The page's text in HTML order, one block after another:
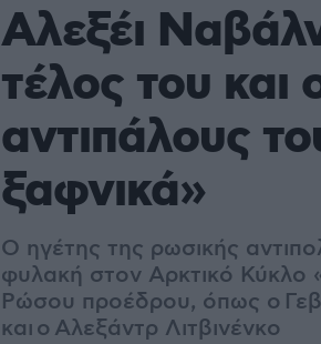
Αλεξέι
τέλος του και
αντιπάλους
ξαφνικά»
Ο ηγέτης της ρωσικής
φυλακή στον Αρκτικό Κύκλο
Ρώσου προέδρου, όπως ο
και ο Αλεξάντρ Λιτβινένκο